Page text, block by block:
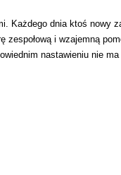
Każdego dnia ktoś nowy
i wzajemną
nastawieniu nie